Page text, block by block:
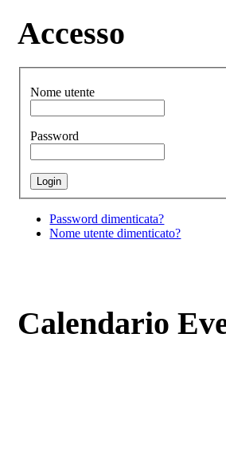
Accesso
Nome utente
Password
Password dimenticata?
Nome utente dimenticato?
Calendario